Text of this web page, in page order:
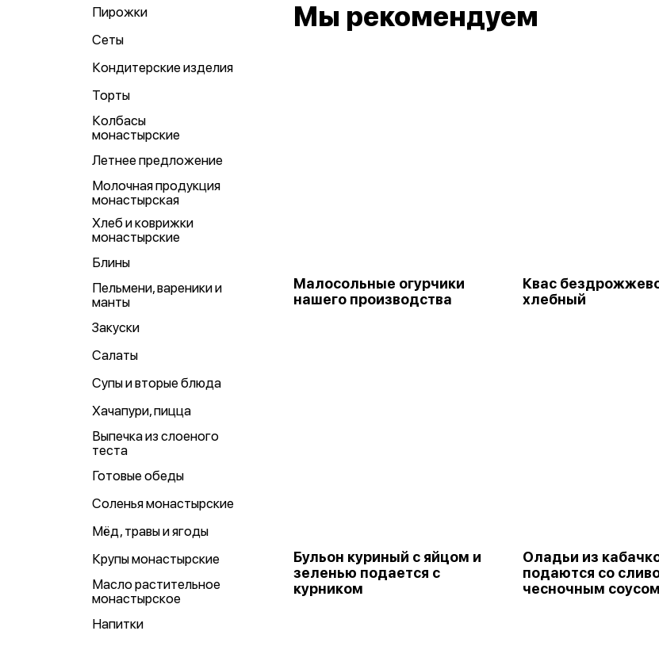
Пирожки
Сеты
Кондитерские изделия
Торты
Колбасы
монастырские
Летнее предложение
Молочная продукция
монастырская
Хлеб и коврижки
монастырские
Блины
Пельмени, вареники и
манты
Закуски
Салаты
Супы и вторые блюда
Хачапури, пицца
Выпечка из слоеного
теста
Готовые обеды
Соленья монастырские
Мёд, травы и ягоды
Крупы монастырские
Масло растительное
монастырское
Напитки
Мы рекомендуем
Малосольные огурчики
нашего производства
Квас
хлебный
Бульон куриный с яйцом и
зеленью подается с
курником
Оладьи из
подаются со
чесночным соусом